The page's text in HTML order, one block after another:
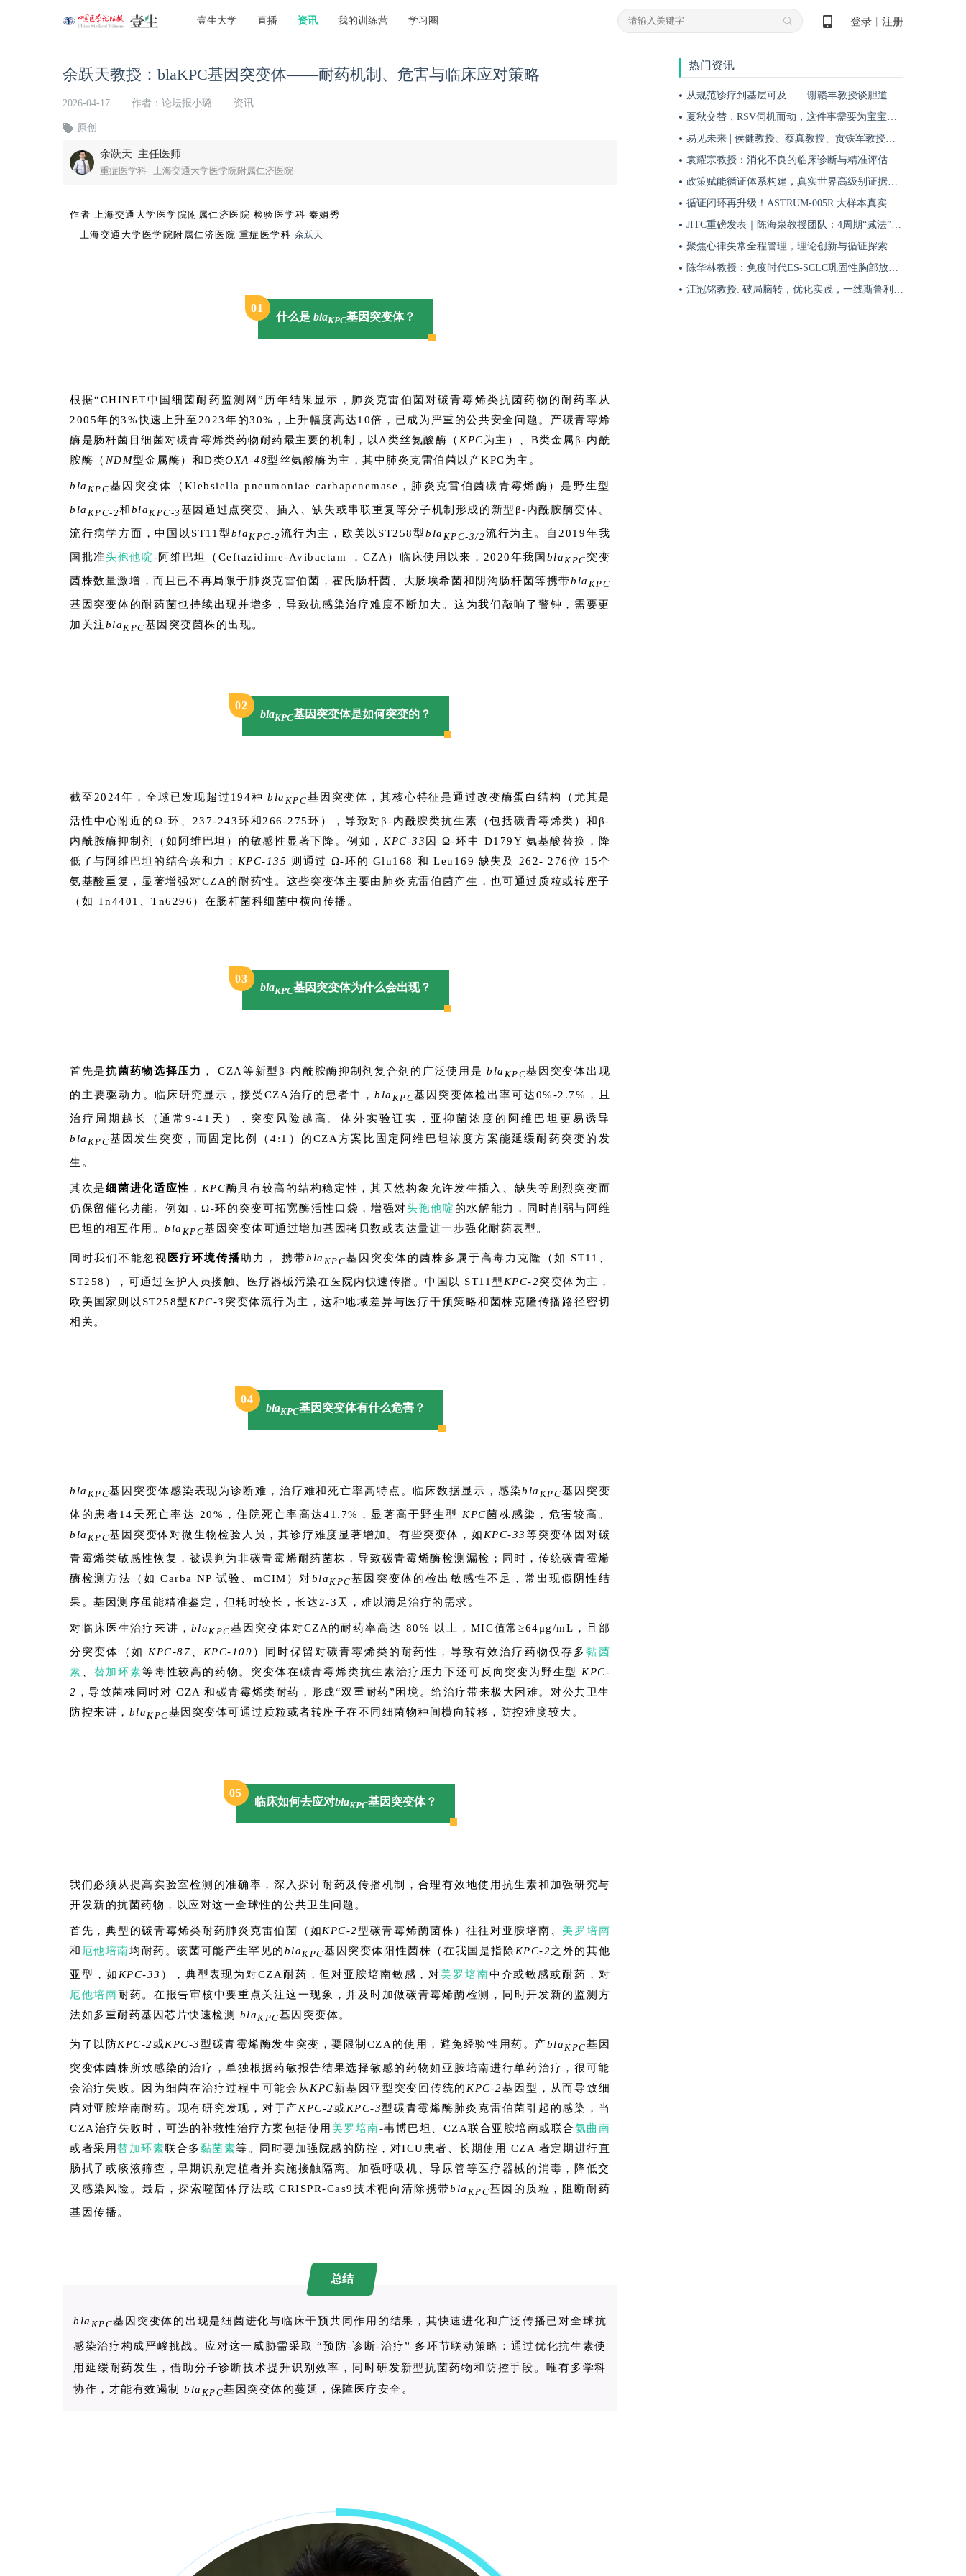
壹生大学 直播 资讯 我的训练营 学习圈 登录 注册
余跃天教授：blaKPC基因突变体——耐药机制、危害与临床应对策略
2026-04-17 作者：论坛报小璐 资讯
原创
余跃天 主任医师
重症医学科 | 上海交通大学医学院附属仁济医院
作者 上海交通大学医学院附属仁济医院 检验医学科 秦娟秀
上海交通大学医学院附属仁济医院 重症医学科 余跃天
01
什么是 blaKPC基因突变体？
根据“CHINET中国细菌耐药监测网”历年结果显示，肺炎克雷伯菌对碳青霉烯类抗菌药物的耐药率从
2005年的3%快速上升至2023年的30%，上升幅度高达10倍，已成为严重的公共安全问题。产碳青霉烯
酶是肠杆菌目细菌对碳青霉烯类药物耐药最主要的机制，以A类丝氨酸酶（ KPC为主）、B类金属β-内酰
胺酶（ NDM型金属酶）和D类OXA-48型丝氨酸酶为主，其中肺炎克雷伯菌以产KPC为主。
bla KPC基因突变体（Klebsiella pneumoniae carbapenemase，肺炎克雷伯菌碳青霉烯酶）是野生型
bla KPC-2和blaKPC-3 基因通过点突变、插入、缺失或串联重复等分子机制形成的新型β-内酰胺酶变体。
流行病学方面，中国以ST11型blaKPC-2流行为主，欧美以ST258型bla KPC-3/2流行为主。自2019年我
国批准头孢他啶-阿维巴坦（Ceftazidime-Avibactam ，CZA）临床使用以来，2020年我国 blaKPC 突变
菌株数量激增，而且已不再局限于肺炎克雷伯菌，霍氏肠杆菌、大肠埃希菌和阴沟肠杆菌等携带bla KPC
基因突变体的耐药菌也持续出现并增多，导致抗感染治疗难度不断加大。这为我们敲响了警钟，需要更
加关注blaKPC基因突变菌株的出现。
02
blaKPC基因突变体是如何突变的？
截至2024年，全球已发现超过194种bla KPC基因突变体，其核心特征是通过改变酶蛋白结构（尤其是
活性中心附近的Ω-环、237-243环和266-275环），导致对β-内酰胺类抗生素（包括碳青霉烯类）和β-
内酰胺酶抑制剂（如阿维巴坦）的敏感性显著下降。例如，KPC-33 因 Ω-环中 D179Y 氨基酸替换，降
低了与阿维巴坦的结合亲和力； KPC-135 则通过 Ω-环的 Glu168 和 Leu169 缺失及 262- 276位 15个
氨基酸重复，显著增强对CZA的耐药性。这些突变体主要由肺炎克雷伯菌产生，也可通过质粒或转座子
（如 Tn4401、Tn6296）在肠杆菌科细菌中横向传播。
03
blaKPC基因突变体为什么会出现？
首先是抗菌药物选择压力 ， CZA等新型β-内酰胺酶抑制剂复合剂的广泛使用是bla KPC基因突变体出现
的主要驱动力。临床研究显示，接受CZA治疗的患者中，bla KPC基因突变体检出率可达0%-2.7%，且
治疗周期越长（通常9-41天），突变风险越高。体外实验证实，亚抑菌浓度的阿维巴坦更易诱导
bla KPC基因发生突变，而固定比例（4:1）的CZA方案比固定阿维巴坦浓度方案能延缓耐药突变的发
生。
其次是细菌进化适应性 ， KPC酶具有较高的结构稳定性，其天然构象允许发生插入、缺失等剧烈突变而
仍保留催化功能。例如，Ω-环的突变可拓宽酶活性口袋，增强对头孢他啶 的水解能力，同时削弱与阿维
巴坦的相互作用。 bla KPC基因突变体可通过增加基因拷贝数或表达量进一步强化耐药表型。
同时我们不能忽视 医疗环境传播助力， 携带bla KPC基因突变体的菌株多属于高毒力克隆（如 ST11、
ST258），可通过医护人员接触、医疗器械污染在医院内快速传播。中国以 ST11型 KPC-2突变体为主，
欧美国家则以ST258型 KPC-3 突变体流行为主，这种地域差异与医疗干预策略和菌株克隆传播路径密切
相关。
04
blaKPC基因突变体有什么危害？
bla KPC基因突变体感染表现为诊断难，治疗难和死亡率高特点。临床数据显示，感染bla KPC基因突变
体的患者14天死亡率达 20%，住院死亡率高达41.7%，显著高于野生型 KPC菌株感染，危害较高。
bla KPC基因突变体对微生物检验人员，其诊疗难度显著增加。有些突变体，如 KPC-33等突变体因对碳
青霉烯类敏感性恢复，被误判为非碳青霉烯耐药菌株，导致碳青霉烯酶检测漏检；同时，传统碳青霉烯
酶检测方法（如 Carba NP 试验、mCIM）对bla KPC基因突变体的检出敏感性不足，常出现假阴性结
果。基因测序虽能精准鉴定，但耗时较长，长达2-3天，难以满足治疗的需求。
对临床医生治疗来讲， bla KPC基因突变体对CZA的耐药率高达 80% 以上，MIC值常≥64μg/mL，且部
分突变体（如 KPC-87 KPC-109 ）同时保留对碳青霉烯类的耐药性，导致有效治疗药物仅存多黏菌
素
替加环素等毒性较高的药物。突变体在碳青霉烯类抗生素治疗压力下还可反向突变为野生型 KPC-
2 ，导致菌株同时对 CZA 和碳青霉烯类耐药，形成“双重耐药”困境。给治疗带来极大困难。对公共卫生
防控来讲， bla KPC基因突变体可通过质粒或者转座子在不同细菌物种间横向转移，防控难度较大。
05
临床如何去应对blaKPC基因突变体？
我们必须从提高实验室检测的准确率，深入探讨耐药及传播机制，合理有效地使用抗生素和加强研究与
开发新的抗菌药物，以应对这一全球性的公共卫生问题。
首先，典型的碳青霉烯类耐药肺炎克雷伯菌（如KPC-2型碳青霉烯酶菌株）往往对亚胺培南、 美罗培南
和 厄他培南均耐药。该菌可能产生罕见的blaKPC基因突变体阳性菌株（在我国是指除KPC-2之外的其他
亚型，如 KPC-33 ），典型表现为对CZA耐药，但对亚胺培南敏感，对美罗培南中介或敏感或耐药，对
厄他培南耐药。在报告审核中要重点关注这一现象，并及时加做碳青霉烯酶检测，同时开发新的监测方
法如多重耐药基因芯片快速检测 blaKPC基因突变体。
为了以防KPC-2或KPC-3型碳青霉烯酶发生突变，要限制CZA的使用，避免经验性用药。产blaKPC基因
突变体菌株所致感染的治疗，单独根据药敏报告结果选择敏感的药物如亚胺培南进行单药治疗，很可能
会治疗失败。因为细菌在治疗过程中可能会从 KPC新基因亚型突变回传统的 KPC-2基因型，从而导致细
菌对亚胺培南耐药。现有研究发现，对于产KPC-2或KPC-3型碳青霉烯酶肺炎克雷伯菌引起的感染，当
CZA治疗失败时，可选的补救性治疗方案包括使用 美罗培南-韦博巴坦、CZA联合亚胺培南或联合氨曲南
或者采用 替加环素联合多黏菌素等。同时要加强院感的防控，对ICU患者、长期使用 CZA 者定期进行直
肠拭子或痰液筛查，早期识别定植者并实施接触隔离。加强呼吸机、导尿管等医疗器械的消毒，降低交
叉感染风险。最后，探索噬菌体疗法或 CRISPR-Cas9技术靶向清除携带bla KPC基因的质粒，阻断耐药
基因传播。
总结
bla KPC基因突变体的出现是细菌进化与临床干预共同作用的结果，其快速进化和广泛传播已对全球抗
感染治疗构成严峻挑战。应对这一威胁需采取 “预防-诊断-治疗” 多环节联动策略：通过优化抗生素使
用延缓耐药发生，借助分子诊断技术提升识别效率，同时研发新型抗菌药物和防控手段。唯有多学科
协作，才能有效遏制 bla KPC基因突变体的蔓延，保障医疗安全。
热门资讯
从规范诊疗到基层可及——谢赣丰教授谈胆道肿瘤防治的本土化实践之路
夏秋交替，RSV伺机而动，这件事需要为宝宝提前做！
易见未来 | 侯健教授、蔡真教授、贡铁军教授：埃纳妥单抗引领RRMM迈向长生存新时代
袁耀宗教授：消化不良的临床诊断与精准评估
政策赋能循证体系构建，真实世界高级别证据夯实斯鲁利单抗一线治疗广泛期小细胞肺癌临床地位
循证闭环再升级！ASTRUM-005R 大样本真实世界研究，解锁斯鲁利单抗 ES-SCLC 全程管理新方案
JITC重磅发表｜陈海泉教授团队：4周期“减法”方案成功探索可切除肺鳞癌围术期治疗新路径
聚焦心律失常全程管理，理论创新与循证探索共筑诊疗新格局
陈华林教授：免疫时代ES-SCLC巩固性胸部放疗再添真实世界循证依据——cTRT可独立改善患者生存获益
江冠铭教授: 破局脑转，优化实践，一线斯鲁利单抗联合化疗为小细胞肺癌脑转移患者带来颅内与全身双重获益